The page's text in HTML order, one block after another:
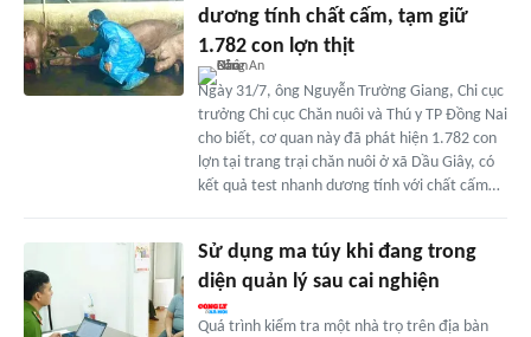
dương tính chất cấm, tạm giữ
1.782 con lợn thịt
Ngày 31/7, ông Nguyễn Trường Giang, Chi cục
trưởng Chi cục Chăn nuôi và Thú y TP Đồng Nai
cho biết, cơ quan này đã phát hiện 1.782 con
lợn tại trang trại chăn nuôi ở xã Dầu Giây, có
kết quả test nhanh dương tính với chất cấm…
Sử dụng ma túy khi đang trong
diện quản lý sau cai nghiện
Quá trình kiểm tra một nhà trọ trên địa bàn